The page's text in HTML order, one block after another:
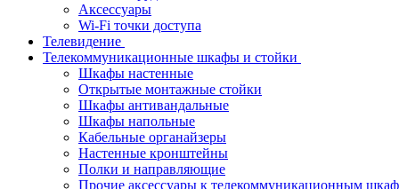
Аксессуары
Wi-Fi точки доступа
Телевидение
Телекоммуникационные шкафы и стойки
Шкафы настенные
Открытые монтажные стойки
Шкафы антивандальные
Шкафы напольные
Кабельные органайзеры
Настенные кронштейны
Полки и направляющие
Прочие аксессуары к телекоммуникационным